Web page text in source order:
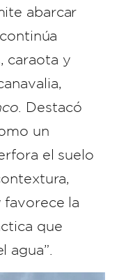
abarcar
caraota y
. Destacó
un
el suelo
favorece la
que
agua”.